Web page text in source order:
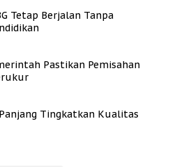
Tetap Berjalan Tanpa
Pastikan Pemisahan
Panjang Tingkatkan Kualitas